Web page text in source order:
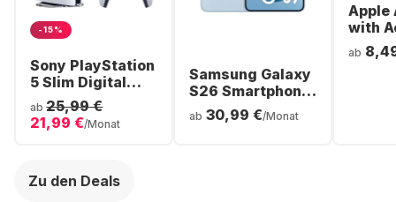
-15%
Sony PlayStation
5 Slim Digital
Console
ab 25,99 €
21,99 €/Monat
Samsung Galaxy
S26 Smartphone
- 256GB - Dual
SIM
ab 30,99 €/Monat
Apple
with
Noise
ab
Zu den Deals